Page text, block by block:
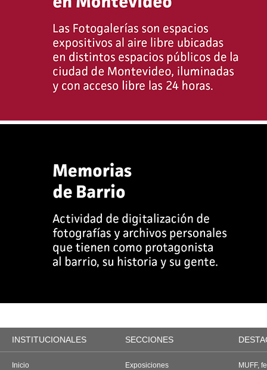
INSTITUCIONALES SECCIONES
Inicio
Exposiciones
MUFF,